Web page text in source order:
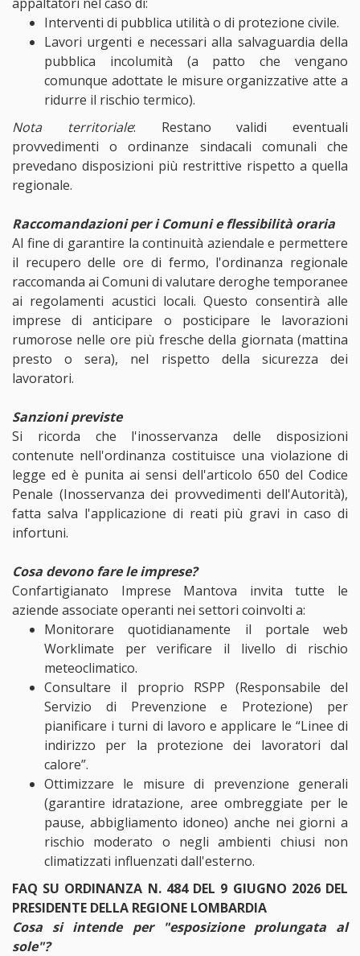
Interventi di pubblica utilità o di protezione civile.
Lavori urgenti e necessari alla salvaguardia della
pubblica incolumità (a patto che vengano
comunque adottate le misure organizzative atte a
ridurre il rischio termico).
Nota territoriale: Restano validi eventuali
provvedimenti o ordinanze sindacali comunali che
prevedano disposizioni più restrittive rispetto a quella
regionale.
Raccomandazioni per i Comuni e flessibilità oraria
Al fine di garantire la continuità aziendale e permettere
il recupero delle ore di fermo, l'ordinanza regionale
raccomanda ai Comuni di valutare deroghe temporanee
ai regolamenti acustici locali. Questo consentirà alle
imprese di anticipare o posticipare le lavorazioni
rumorose nelle ore più fresche della giornata (mattina
presto o sera), nel rispetto della sicurezza dei
lavoratori.
Sanzioni previste
Si ricorda che l'inosservanza delle disposizioni
contenute nell'ordinanza costituisce una violazione di
legge ed è punita ai sensi dell'articolo 650 del Codice
Penale (Inosservanza dei provvedimenti dell'Autorità),
fatta salva l'applicazione di reati più gravi in caso di
infortuni.
Cosa devono fare le imprese?
Confartigianato Imprese Mantova invita tutte le
aziende associate operanti nei settori coinvolti a:
Monitorare quotidianamente il portale web
Worklimate per verificare il livello di rischio
meteoclimatico.
Consultare il proprio RSPP (Responsabile del
Servizio di Prevenzione e Protezione) per
pianificare i turni di lavoro e applicare le “Linee di
indirizzo per la protezione dei lavoratori dal
calore”.
Ottimizzare le misure di prevenzione generali
(garantire idratazione, aree ombreggiate per le
pause, abbigliamento idoneo) anche nei giorni a
rischio moderato o negli ambienti chiusi non
climatizzati influenzati dall'esterno.
FAQ SU ORDINANZA N. 484 DEL 9 GIUGNO 2026 DEL
PRESIDENTE DELLA REGIONE LOMBARDIA
Cosa si intende per "esposizione prolungata al
sole"?